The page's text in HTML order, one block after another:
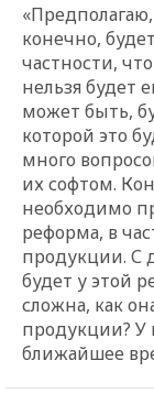
конечно,
частности,
нельзя будет
может быть,
которой это
много
их софтом.
необходимо
реформа, в
продукции. С
будет у этой
сложна, как
продукции? У
ближайшее